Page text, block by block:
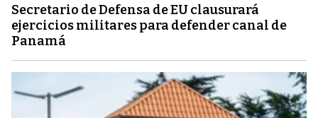
Secretario de Defensa de EU clausurará
ejercicios militares para defender canal de
Panamá